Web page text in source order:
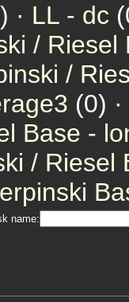
· LL - dc
/ Riesel
/
(0) ·
Base -
/ Riesel
name: